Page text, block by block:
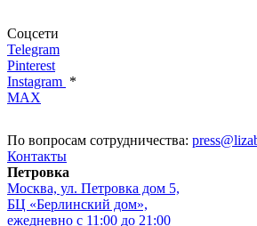
Соцсети
Telegram
Pinterest
Instagram *
MAX
По вопросам сотрудничества:
Контакты
Петровка
Москва, ул. Петровка дом 5,
БЦ «Берлинский дом»,
ежедневно с 11:00 до 21:00